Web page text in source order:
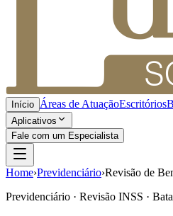
Início Áreas de AtuaçãoEscritórios
Aplicativos
Fale com um Especialista
Home›Previdenciário›Revisão de
Previdenciário · Revisão INSS ·